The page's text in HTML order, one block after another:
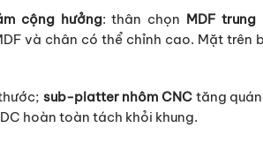
cộng hưởng: thân chọn MDF trung
và chân có thể chỉnh cao. Mặt trên
sub-platter nhôm CNCtăng
hoàn toàn tách khỏi khung.